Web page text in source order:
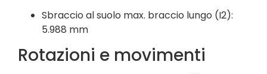
Sbraccio al suolo max. braccio lungo (I2):
5.988 mm
Rotazioni e movimenti